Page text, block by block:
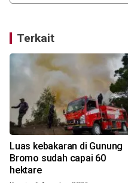
Terkait
Luas kebakaran di Gunung
Bromo sudah capai 60
hektare